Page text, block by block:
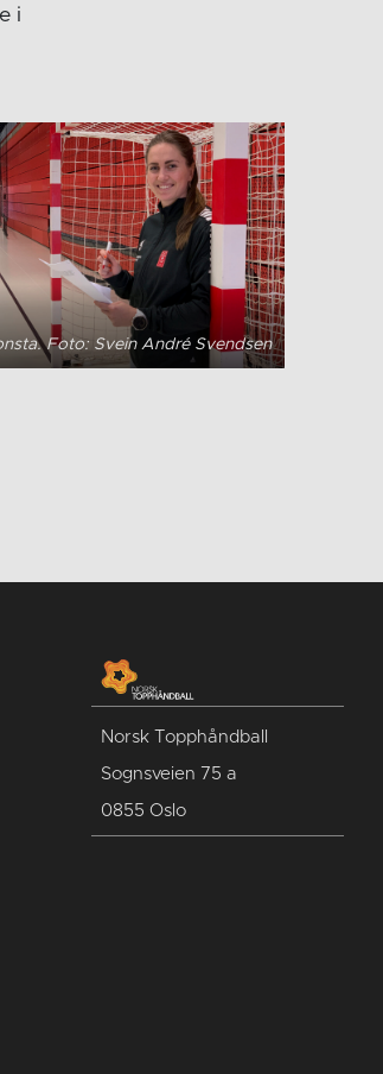
i
Foto: Svein André Svendsen
Norsk Topphåndball
Sognsveien 75 a
0855 Oslo